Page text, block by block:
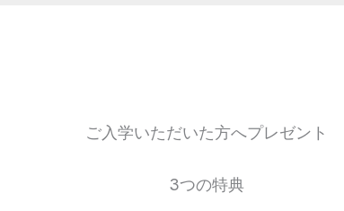
ご入学いただいた方へプレゼント
3つの特典